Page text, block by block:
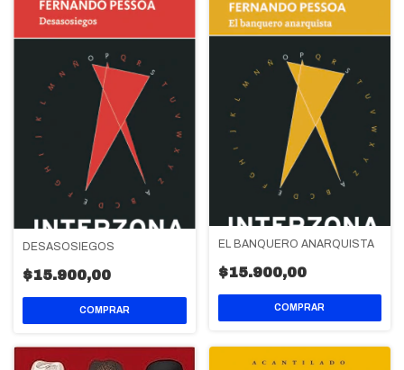
DESASOSIEGOS
$15.900,00
EL BANQUERO ANARQUISTA
$15.900,00